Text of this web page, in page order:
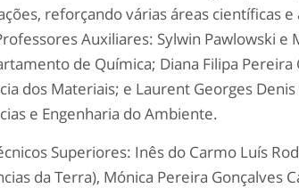
reforçando várias áreas científicas
Auxiliares: Sylwin Pawlowski e
de Química; Diana Filipa Pereira
dos Materiais; e Laurent Georges
e Engenharia do Ambiente.
Superiores: Inês do Carmo Luís
da Terra), Mónica Pereira Gonçalves